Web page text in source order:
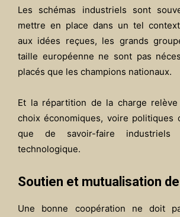
Les schémas industriels sont
mettre en place dans un tel
aux idées reçues, les grands
taille européenne ne sont pas
placés que les champions nationaux.
Et la répartition de la charge
choix économiques, voire politiques
que de savoir-faire
technologique.
Soutien et mutualisation
Une bonne coopération ne doit